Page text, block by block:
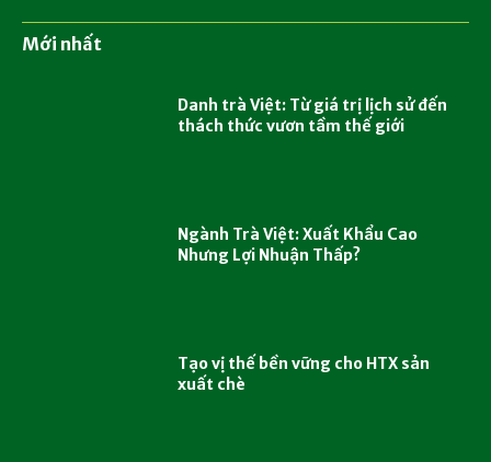
Mới nhất
Danh trà Việt: Từ giá trị lịch sử đến
thách thức vươn tầm thế giới
Ngành Trà Việt: Xuất Khẩu Cao
Nhưng Lợi Nhuận Thấp?
Tạo vị thế bền vững cho HTX sản
xuất chè